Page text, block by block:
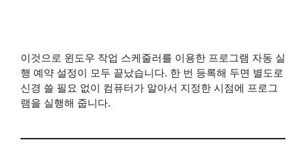
이것으로 윈도우 작업 스케줄러를 이용한 프로그램 자동 실
행 예약 설정이 모두 끝났습니다. 한 번 등록해 두면 별도로
신경 쓸 필요 없이 컴퓨터가 알아서 지정한 시점에 프로그
램을 실행해 줍니다.